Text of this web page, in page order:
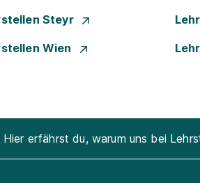
Steyr
Wien
Hier erfährst du, warum uns bei